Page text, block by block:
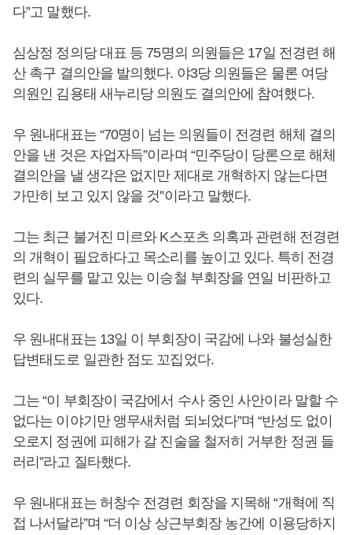
다”고 말했다.
심상정 정의당 대표 등 75명의 의원들은 17일 전경련 해
산 촉구 결의안을 발의했다. 야3당 의원들은 물론 여당
의원인 김용태 새누리당 의원도 결의안에 참여했다.
우 원내대표는 “70명이 넘는 의원들이 전경련 해체 결의
안을 낸 것은 자업자득”이라며 “민주당이 당론으로 해체
결의안을 낼 생각은 없지만 제대로 개혁하지 않는다면
가만히 보고 있지 않을 것”이라고 말했다.
그는 최근 불거진 미르와 K스포츠 의혹과 관련해 전경련
의 개혁이 필요하다고 목소리를 높이고 있다. 특히 전경
련의 실무를 맡고 있는 이승철 부회장을 연일 비판하고
있다.
우 원내대표는 13일 이 부회장이 국감에 나와 불성실한
답변태도로 일관한 점도 꼬집었다.
그는 “이 부회장이 국감에서 수사 중인 사안이라 말할 수
없다는 이야기만 앵무새처럼 되뇌었다”며 “반성도 없이
오로지 정권에 피해가 갈 진술을 철저히 거부한 정권 들
러리”라고 질타했다.
우 원내대표는 허창수 전경련 회장을 지목해 “개혁에 직
접 나서달라”며 “더 이상 상근부회장 농간에 이용당하지